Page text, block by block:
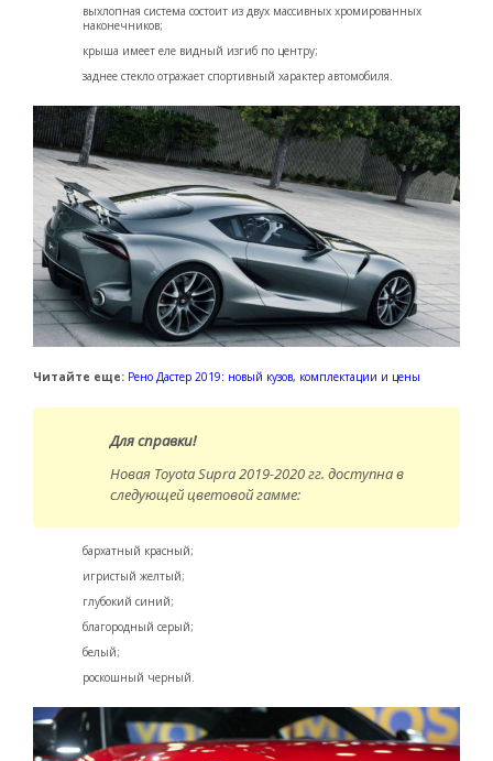
выхлопная система состоит из двух массивных хромированных
наконечников;
крыша имеет еле видный изгиб по центру;
заднее стекло отражает спортивный характер автомобиля.
Читайте еще: Рено Дастер 2019: новый кузов, комплектации и цены
Для справки!
Новая Toyota Supra 2019-2020 гг. доступна в
следующей цветовой гамме:
бархатный красный;
игристый желтый;
глубокий синий;
благородный серый;
белый;
роскошный черный.